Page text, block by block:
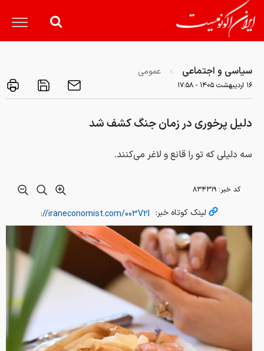
سیاسی و اجتماعی عمومی
۱۶ ارديبهشت ۱۴۰۵ - ۱۷:۵۸
دلیل پرخوری در زمان جنگ کشف شد
سه دلیلی که تو را قانع و لاغر می‌کنند.
کد خبر: ۸۳۴۳۱۹
لینک کوتاه خبر: